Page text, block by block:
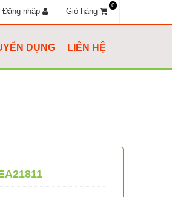
Đăng nhập Giỏ hàng
0
DỤNG LIÊN HỆ